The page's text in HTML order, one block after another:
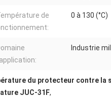
de
0 à 130 (°C)
Industrie
du protecteur contre la
JUC-31F,